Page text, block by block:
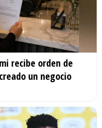
recibe orden de
un negocio